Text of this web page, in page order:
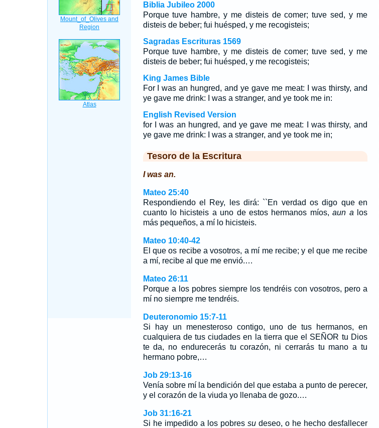
Biblia Jubileo 2000
Porque tuve hambre, y me disteis de comer; tuve sed, y me
disteis de beber; fui huésped, y me recogisteis;
Sagradas Escrituras 1569
Porque tuve hambre, y me disteis de comer; tuve sed, y me
disteis de beber; fui huésped, y me recogisteis;
King James Bible
For I was an hungred, and ye gave me meat: I was thirsty, and
ye gave me drink: I was a stranger, and ye took me in:
English Revised Version
for I was an hungred, and ye gave me meat: I was thirsty, and
ye gave me drink: I was a stranger, and ye took me in;
Tesoro de la Escritura
I was an.
Mateo 25:40
Respondiendo el Rey, les dirá: ``En verdad os digo que en
cuanto lo hicisteis a uno de estos hermanos míos,aun a los
más pequeños, a mí lo hicisteis.
Mateo 10:40-42
El que os recibe a vosotros, a mí me recibe; y el que me recibe
a mí, recibe al que me envió.…
Mateo 26:11
Porque a los pobres siempre los tendréis con vosotros, pero a
mí no siempre me tendréis.
Deuteronomio 15:7-11
Si hay un menesteroso contigo, uno de tus hermanos, en
cualquiera de tus ciudades en la tierra que el SEÑOR tu Dios
te da, no endurecerás tu corazón, ni cerrarás tu mano a tu
hermano pobre,…
Job 29:13-16
Venía sobre mí la bendición del que estaba a punto de perecer,
y el corazón de la viuda yo llenaba de gozo.…
Job 31:16-21
Si he impedido a los pobres sudeseo, o he hecho desfallecer